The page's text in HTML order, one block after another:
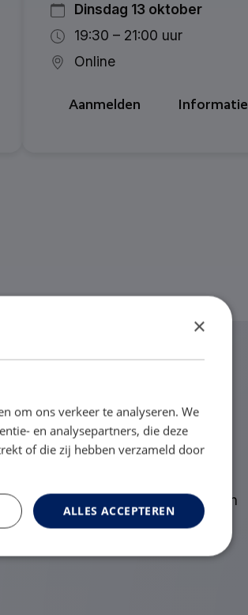
Dinsdag 13 oktober
19:30 – 21:00 uur
Online
Aanmelden Informatie
Kliniek in
We zetten het aanpassen van
×
om ons verkeer te analyseren. We
en analysepartners, die deze
of die zij hebben verzameld door
ALLES ACCEPTEREN